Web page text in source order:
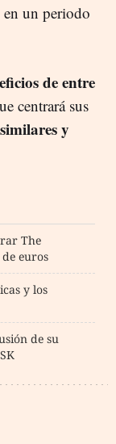
en un periodo
de entre
centrará sus
y
The
euros
y los
de su